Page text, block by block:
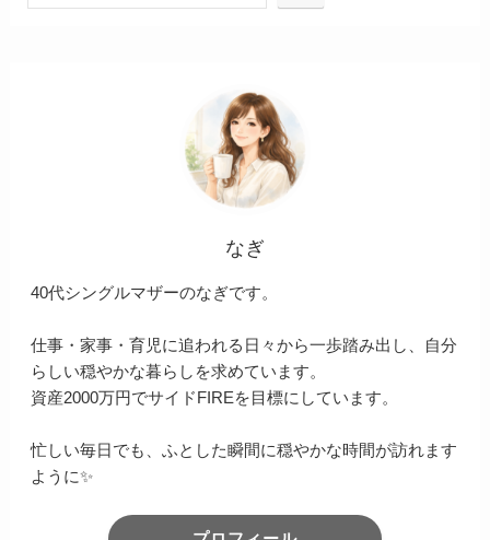
なぎ
40代シングルマザーのなぎです。
仕事・家事・育児に追われる日々から一歩踏み出し、自分
らしい穏やかな暮らしを求めています。
資産2000万円でサイドFIREを目標にしています。
忙しい毎日でも、ふとした瞬間に穏やかな時間が訪れます
ように✨